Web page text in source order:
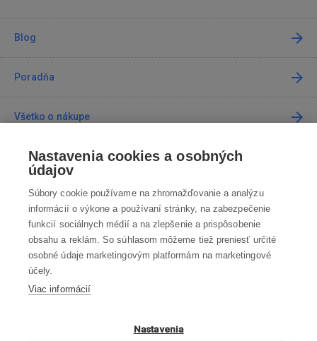
Blog
Poradňa
Všetko o nákupe
Predajne
Kontakt
Kontaktujte nás
info@robotworld.sk
02 / 205 103 00
Nastavenia cookies a osobných
údajov
Súbory cookie používame na zhromažďovanie a analýzu
informácií o výkone a používaní stránky, na zabezpečenie
funkcií sociálnych médií a na zlepšenie a prispôsobenie
obsahu a reklám. So súhlasom môžeme tiež preniesť určité
osobné údaje marketingovým platformám na marketingové
účely.
Viac informácií
Nastavenia